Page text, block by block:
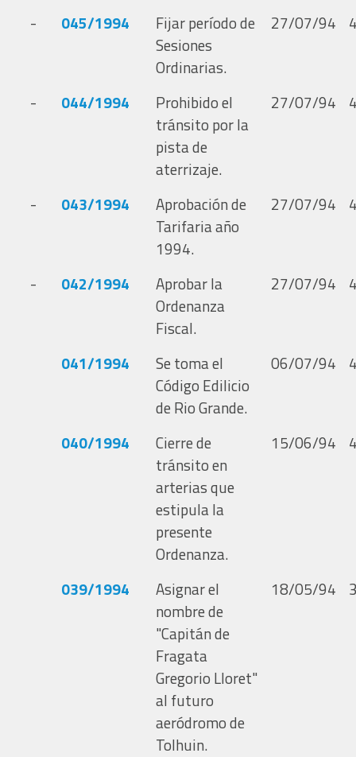
- 045/1994
Fijar período de
Sesiones
Ordinarias.
27/07/94
- 044/1994
Prohibido el
tránsito por la
pista de
aterrizaje.
27/07/94
- 043/1994
Aprobación de
Tarifaria año
1994.
27/07/94
- 042/1994
Aprobar la
Ordenanza
Fiscal.
27/07/94
041/1994
Se toma el
Código Edilicio
de Rio Grande.
06/07/94
040/1994
Cierre de
tránsito en
arterias que
estipula la
presente
Ordenanza.
15/06/94
039/1994
Asignar el
nombre de
"Capitán de
Fragata
Gregorio Lloret"
al futuro
aeródromo de
Tolhuin.
18/05/94